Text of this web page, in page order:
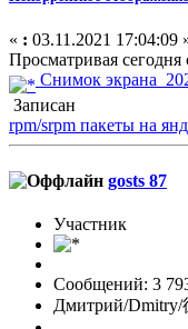
« : 03.11.2021 17:04:09
Просматривая
Снимок
Записан
rpm/srpm пакеты на
gosts 87
Участник
Сообщений: 3
Дмитрий/Dmitry/